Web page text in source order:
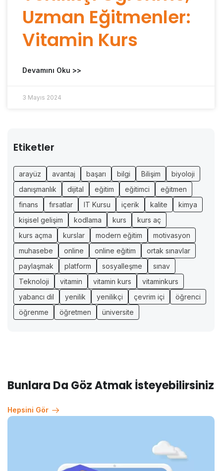
Uzman Eğitmenler:
Vitamin Kurs
Devamını Oku >>
3 Mayıs 2024
Etiketler
arayüz avantaj başarı bilgi Bilişim
biyoloji
danışmanlık
dijital eğitim eğitimci
eğitmen
finans
fırsatlar IT Kursu içerik kalite
kimya
kişisel gelişim
kodlama kurs
kurs aç
kurs açma
kurslar modern eğitim
motivasyon
muhasebe
online online eğitim
ortak sınavlar
paylaşmak
platform sosyalleşme
sınav
Teknoloji
vitamin vitamin kurs
vitaminkurs
yabancı dil
yenilik yenilikçi çevrim içi
öğrenci
öğrenme
öğretmen üniversite
Bunlara Da Göz Atmak İsteyebilirsiniz
Hepsini Gör